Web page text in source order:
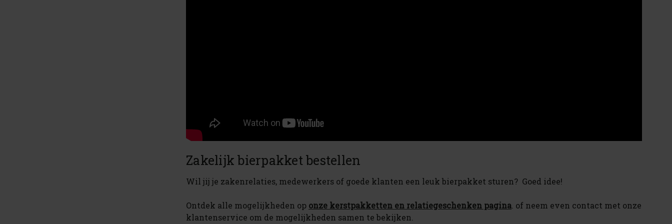
Zakelijk bierpakket bestellen
Wil jij je zakenrelaties, medewerkers of goede klanten een leuk bierpakket sturen? Goed idee!
Ontdek alle mogelijkheden op onze kerstpakketten en relatiegeschenken pagina . of neem even contact met onze
klantenservice om de mogelijkheden samen te bekijken.